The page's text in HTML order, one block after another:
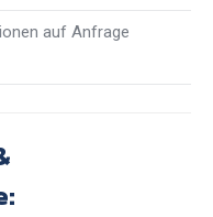
auf Anfrage